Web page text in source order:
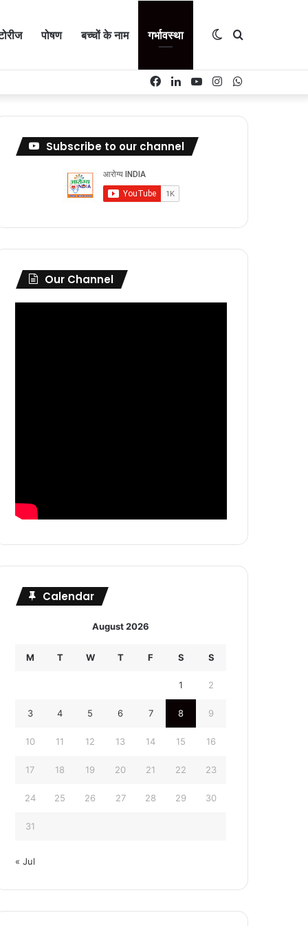
पोषण बच्चों के नाम गर्भावस्था Search
Switch
Instagram
YouTube
LinkedIn
Facebook
Subscribe to our channel
Our Channel
Calendar
August 2026
M T W T F S S
1 2
3 4 5 6 7 8 9
10 11 12 13 14 15 16
17 18 19 20 21 22 23
24 25 26 27 28 29 30
31
« Jul